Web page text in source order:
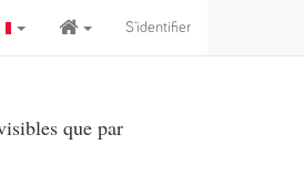
S'identifier
que par